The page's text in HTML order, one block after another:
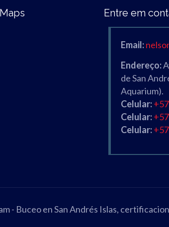
Entre em
Email:
Endereço:
de San
Aquarium).
Celular:
Celular:
Celular:
- Buceo en San Andrés Islas,